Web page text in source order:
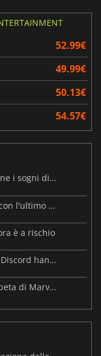
52.99€
49.99€
50.13€
54.57€
Steam Frame: il prezzo trapelato spegne i sogni di un VR economico
Palworld: Sunreach e boss più stabili con l'ultimo update
è a rischio
Le mappe dei malware e un attacco a Discord hanno colpito Meccha Chameleon
PlayStation Network in tilt durante la beta di Marvel Tōkon